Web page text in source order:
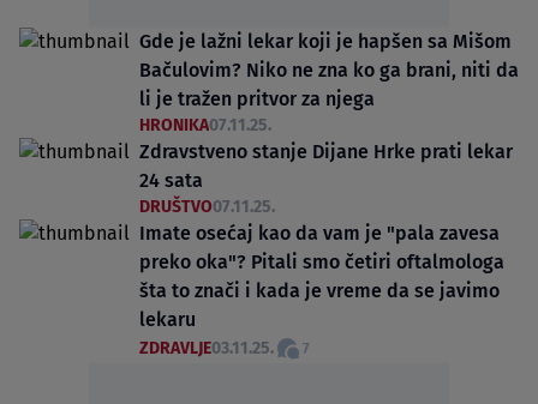
Gde je lažni lekar koji je hapšen sa Mišom
Bačulovim? Niko ne zna ko ga brani, niti da
li je tražen pritvor za njega
HRONIKA07.11.25.
Zdravstveno stanje Dijane Hrke prati lekar
24 sata
DRUŠTVO07.11.25.
Imate osećaj kao da vam je "pala zavesa
preko oka"? Pitali smo četiri oftalmologa
šta to znači i kada je vreme da se javimo
lekaru
ZDRAVLJE03.11.25. 7